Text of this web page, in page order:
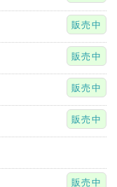
販売中
販売中
販売中
販売中
販売中